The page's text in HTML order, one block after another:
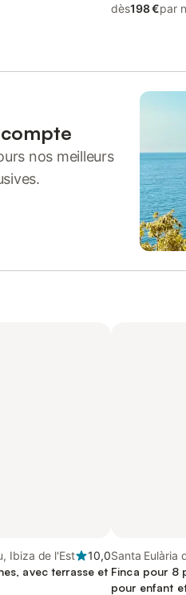
dès198 €par
compte
nos meilleurs
Ibiza de l'Est
10,0
avec terrasse et
Santa Eulària
Finca pour 8
pour enfant